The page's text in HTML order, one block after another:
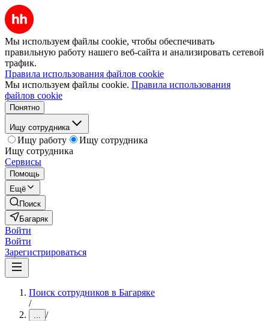
Мы используем файлы cookie, чтобы обеспечивать
правильную работу нашего веб-сайта и анализировать сетевой
трафик.
Правила использования файлов cookie
Мы используем файлы cookie. Правила использования
файлов cookie
Понятно
Ищу сотрудника
Ищу работу
Ищу сотрудника
Ищу сотрудника
Сервисы
Помощь
Ещё
Поиск
Багаряк
Войти
Войти
Зарегистрироваться
Поиск сотрудников в Багаряке
/
... /